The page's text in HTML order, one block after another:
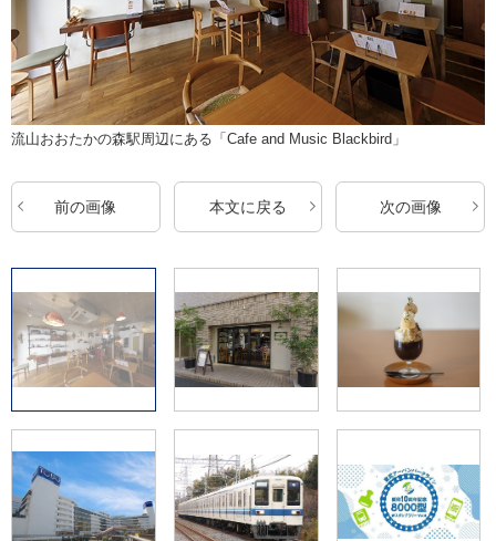
流山おおたかの森駅周辺にある「Cafe and Music Blackbird」
前の画像 本文に戻る 次の画像